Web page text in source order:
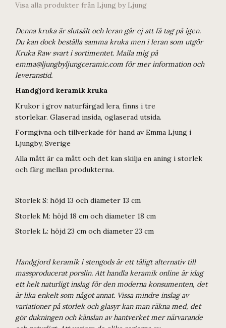
Visa alla produkter från Ljung by Ljung
Denna kruka är slutsålt och leran går ej att få tag på igen.
Du kan dock beställa samma kruka men i leran som utgör
Kruka Raw svart i sortimentet. Maila mig på
emma@ljungbyljungceramic.com för mer information och
leveranstid.
Handgjord keramik kruka
Krukor i grov naturfärgad lera, finns i tre
storlekar. Glaserad insida, oglaserad utsida.
Formgivna och tillverkade för hand av Emma Ljung i
Ljungby, Sverige
Alla mått är ca mått och det kan skilja en aning i storlek
och färg mellan produkterna.
Storlek S: höjd 13 och diameter 13 cm
Storlek M: höjd 18 cm och diameter 18 cm
Storlek L: höjd 23 cm och diameter 23 cm
Handgjord keramik i stengods är ett tåligt alternativ till
massproducerat porslin. Att handla keramik online är idag
ett helt naturligt inslag för den moderna konsumenten, det
är lika enkelt som något annat. Vissa mindre inslag av
variationer på storlek och glasyr kan man räkna med, det
gör dukningen och känslan av hantverket mer närvarande